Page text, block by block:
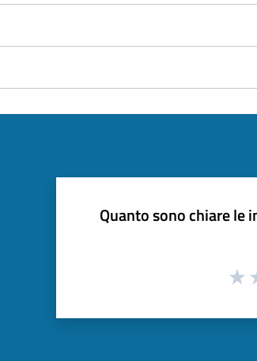
Quanto sono chiare le